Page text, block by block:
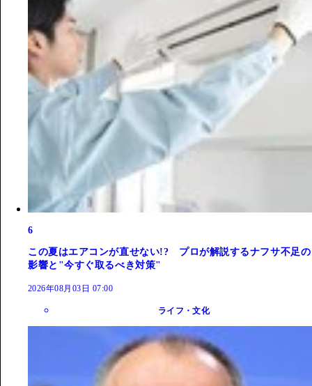
6
この夏はエアコンが直せない!? プロが解説するナフサ不足の
影響と"今すぐ取るべき対策"
2026年08月03日 07:00
ライフ・文化